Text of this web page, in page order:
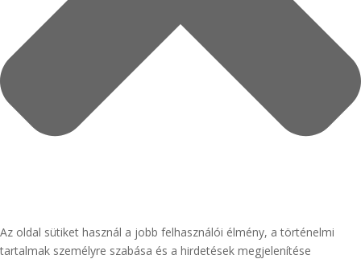
Az oldal sütiket használ a jobb felhasználói élmény, a történelmi
tartalmak személyre szabása és a hirdetések megjelenítése